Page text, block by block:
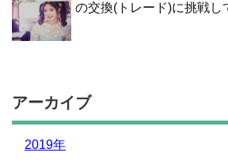
の交換(トレード)に挑戦し
アーカイブ
2019年